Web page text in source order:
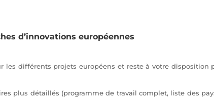
d’innovations européennes
les différents projets européens et reste à votre
plus détaillés (programme de travail complet, liste des